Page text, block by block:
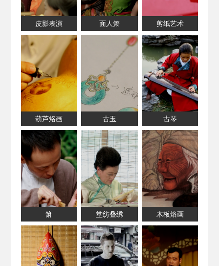
皮影表演 面人箫 剪纸艺术
葫芦烙画 古玉 古琴
箫 堂纺叠绣 木板烙画